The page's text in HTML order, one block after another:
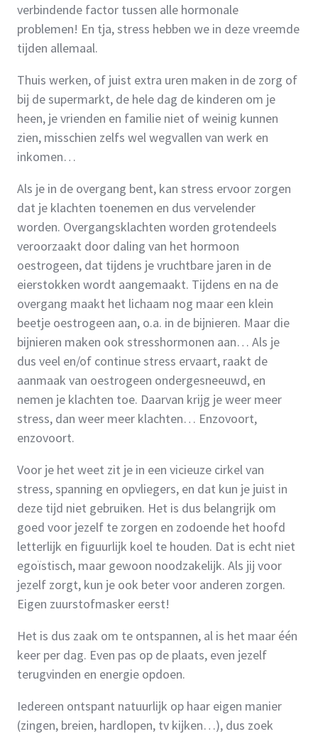
verbindende factor tussen alle hormonale
problemen! En tja, stress hebben we in deze vreemde
tijden allemaal.
Thuis werken, of juist extra uren maken in de zorg of
bij de supermarkt, de hele dag de kinderen om je
heen, je vrienden en familie niet of weinig kunnen
zien, misschien zelfs wel wegvallen van werk en
inkomen…
Als je in de overgang bent, kan stress ervoor zorgen
dat je klachten toenemen en dus vervelender
worden. Overgangsklachten worden grotendeels
veroorzaakt door daling van het hormoon
oestrogeen, dat tijdens je vruchtbare jaren in de
eierstokken wordt aangemaakt. Tijdens en na de
overgang maakt het lichaam nog maar een klein
beetje oestrogeen aan, o.a. in de bijnieren. Maar die
bijnieren maken ook stresshormonen aan… Als je
dus veel en/of continue stress ervaart, raakt de
aanmaak van oestrogeen ondergesneeuwd, en
nemen je klachten toe. Daarvan krijg je weer meer
stress, dan weer meer klachten… Enzovoort,
enzovoort.
Voor je het weet zit je in een vicieuze cirkel van
stress, spanning en opvliegers, en dat kun je juist in
deze tijd niet gebruiken. Het is dus belangrijk om
goed voor jezelf te zorgen en zodoende het hoofd
letterlijk en figuurlijk koel te houden. Dat is echt niet
egoïstisch, maar gewoon noodzakelijk. Als jij voor
jezelf zorgt, kun je ook beter voor anderen zorgen.
Eigen zuurstofmasker eerst!
Het is dus zaak om te ontspannen, al is het maar één
keer per dag. Even pas op de plaats, even jezelf
terugvinden en energie opdoen.
Iedereen ontspant natuurlijk op haar eigen manier
(zingen, breien, hardlopen, tv kijken…), dus zoek